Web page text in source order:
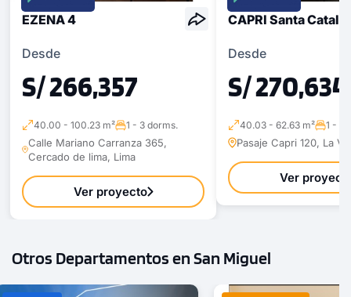
EZENA 4
Desde
S/ 266,357
40.00 - 100.23 m² 1 - 3 dorms.
Calle Mariano Carranza 365,
Cercado de lima, Lima
Ver proyecto
CAPRI Santa
Desde
S/ 270,634
40.03 - 62.63 m² 1 - 3
Pasaje Capri 120, La
Ver
Otros Departamentos en San Miguel